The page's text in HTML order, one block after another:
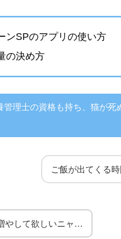
ンSPのアプリの使い方
の決め方
管理士の資格も持ち、猫が死
ご飯が出てくる
やして欲しいニャ…